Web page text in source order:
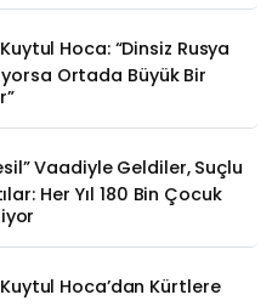
Hoca: “Dinsiz Rusya
Ortada Büyük Bir
Vaadiyle Geldiler, Suçlu
Her Yıl 180 Bin Çocuk
Hoca’dan Kürtlere